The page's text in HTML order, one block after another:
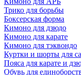
Трико для борьбы
Боксерская форма
Кимоно для дзюдо
Кимоно для карате
Кимоно для тэквондо
Куртки и шорты для
Пояса для карате и
Обувь для